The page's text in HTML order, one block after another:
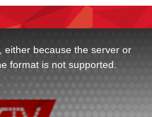
either because the server or
format is not supported.